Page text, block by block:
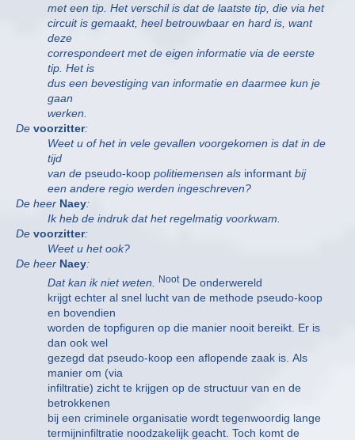
met een tip. Het verschil is dat de laatste tip, die via het
circuit is gemaakt, heel betrouwbaar en hard is, want
deze
correspondeert met de eigen informatie via de eerste
tip. Het is
dus een bevestiging van informatie en daarmee kun je
gaan
werken.
De voorzitter:
Weet u of het in vele gevallen voorgekomen is dat in de
tijd
van de pseudo-koop politiemensen als informant bij
een andere regio werden ingeschreven?
De heer Naey:
Ik heb de indruk dat het regelmatig voorkwam.
De voorzitter:
Weet u het ook?
De heer Naey:
Dat kan ik niet weten.
NootDe onderwereld
krijgt echter al snel lucht van de methode pseudo-koop
en bovendien
worden de topfiguren op die manier nooit bereikt. Er is
dan ook wel
gezegd dat pseudo-koop een aflopende zaak is. Als
manier om (via
infiltratie) zicht te krijgen op de structuur van en de
betrokkenen
bij een criminele organisatie wordt tegenwoordig lange
termijninfiltratie noodzakelijk geacht. Toch komt de